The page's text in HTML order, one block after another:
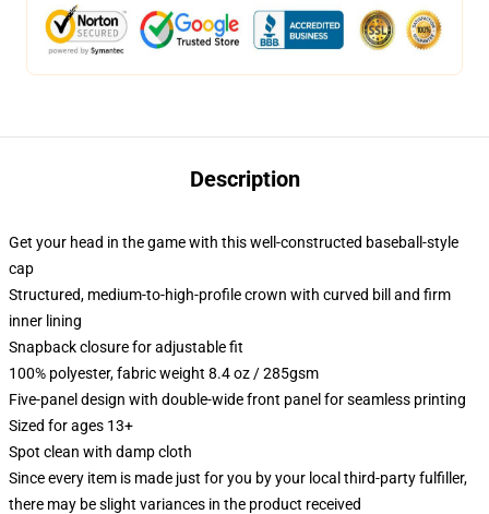
Description
Get your head in the game with this well-constructed baseball-style
cap
Structured, medium-to-high-profile crown with curved bill and firm
inner lining
Snapback closure for adjustable fit
100% polyester, fabric weight 8.4 oz / 285gsm
Five-panel design with double-wide front panel for seamless printing
Sized for ages 13+
Spot clean with damp cloth
Since every item is made just for you by your local third-party fulfiller,
there may be slight variances in the product received